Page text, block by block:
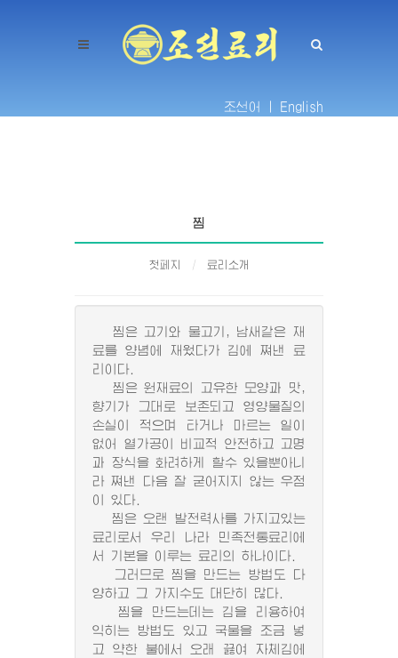
조선어 | English
찜
첫페지 료리소개
찜은 고기와 물고기, 남새같은 재
료를 양념에 재웠다가 김에 쪄낸 료
리이다.
찜은 원재료의 고유한 모양과 맛,
향기가 그대로 보존되고 영양물질의
손실이 적으며 타거나 마르는 일이
없어 열가공이 비교적 안전하고 고명
과 장식을 화려하게 할수 있을뿐아니
라 쪄낸 다음 잘 굳어지지 않는 우점
이 있다.
찜은 오랜 발전력사를 가지고있는
료리로서 우리 나라 민족전통료리에
서 기본을 이루는 료리의 하나이다.
그러므로 찜을 만드는 방법도 다
양하고 그 가지수도 대단히 많다.
찜을 만드는데는 김을 리용하여
익히는 방법도 있고 국물을 조금 넣
고 약한 불에서 오래 끓여 자체김에